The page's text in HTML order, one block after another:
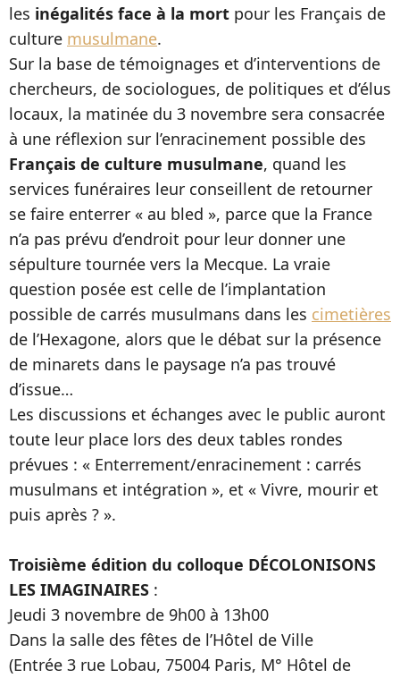
les inégalités face à la mort pour les Français de
culture musulmane.
Sur la base de témoignages et d’interventions de
chercheurs, de sociologues, de politiques et d’élus
locaux, la matinée du 3 novembre sera consacrée
à une réflexion sur l’enracinement possible des
Français de culture musulmane, quand les
services funéraires leur conseillent de retourner
se faire enterrer « au bled », parce que la France
n’a pas prévu d’endroit pour leur donner une
sépulture tournée vers la Mecque. La vraie
question posée est celle de l’implantation
possible de carrés musulmans dans les cimetières
de l’Hexagone, alors que le débat sur la présence
de minarets dans le paysage n’a pas trouvé
d’issue…
Les discussions et échanges avec le public auront
toute leur place lors des deux tables rondes
prévues : « Enterrement/enracinement : carrés
musulmans et intégration », et « Vivre, mourir et
puis après ? ».
Troisième édition du colloque DÉCOLONISONS
LES IMAGINAIRES :
Jeudi 3 novembre de 9h00 à 13h00
Dans la salle des fêtes de l’Hôtel de Ville
(Entrée 3 rue Lobau, 75004 Paris, M° Hôtel de